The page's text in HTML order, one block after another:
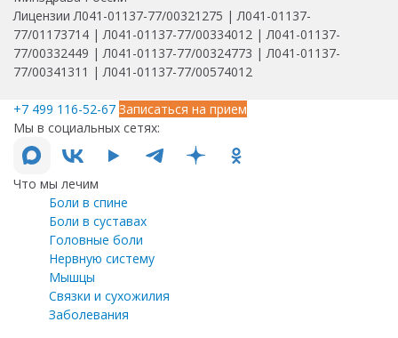
Лицензии Л041-01137-77/00321275 | Л041-01137-
77/01173714 | Л041-01137-77/00334012 | Л041-01137-
77/00332449 | Л041-01137-77/00324773 | Л041-01137-
77/00341311 | Л041-01137-77/00574012
+7 499 116-52-67 Записаться на прием
Мы в социальных сетях:
Что мы лечим
Боли в спине
Боли в суставах
Головные боли
Нервную систему
Мышцы
Связки и сухожилия
Заболевания